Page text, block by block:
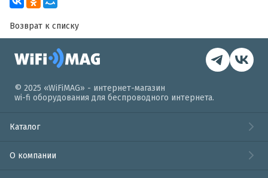
Возврат к списку
© 2025 «WiFiMAG» - интернет-магазин
wi-fi оборудования для беспроводного интернета.
Каталог
О компании